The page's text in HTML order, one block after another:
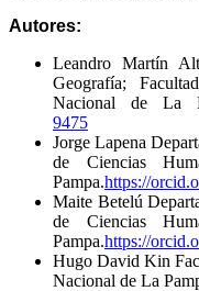
Autores:
Leandro Martín
Geografía;
Nacional de La
9475
Jorge Lapena
de Ciencias
Pampa.https://
Maite Betelú
de Ciencias
Pampa.https://
Hugo David Kin
Nacional de La